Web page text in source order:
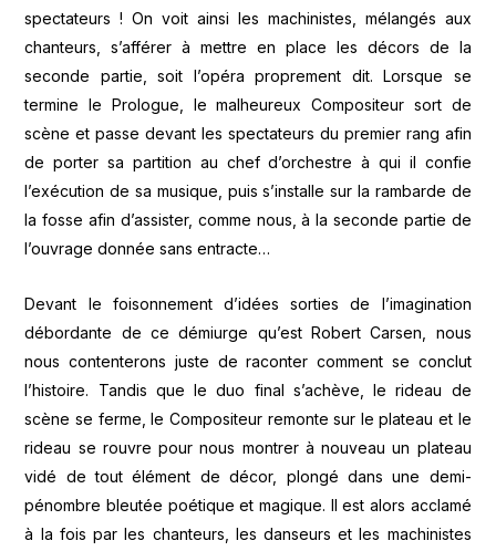
spectateurs ! On voit ainsi les machinistes, mélangés aux
chanteurs, s’afférer à mettre en place les décors de la
seconde partie, soit l’opéra proprement dit. Lorsque se
termine le Prologue, le malheureux Compositeur sort de
scène et passe devant les spectateurs du premier rang afin
de porter sa partition au chef d’orchestre à qui il confie
l’exécution de sa musique, puis s’installe sur la rambarde de
la fosse afin d’assister, comme nous, à la seconde partie de
l’ouvrage donnée sans entracte…
Devant le foisonnement d’idées sorties de l’imagination
débordante de ce démiurge qu’est Robert Carsen, nous
nous contenterons juste de raconter comment se conclut
l’histoire. Tandis que le duo final s’achève, le rideau de
scène se ferme, le Compositeur remonte sur le plateau et le
rideau se rouvre pour nous montrer à nouveau un plateau
vidé de tout élément de décor, plongé dans une demi-
pénombre bleutée poétique et magique. Il est alors acclamé
à la fois par les chanteurs, les danseurs et les machinistes